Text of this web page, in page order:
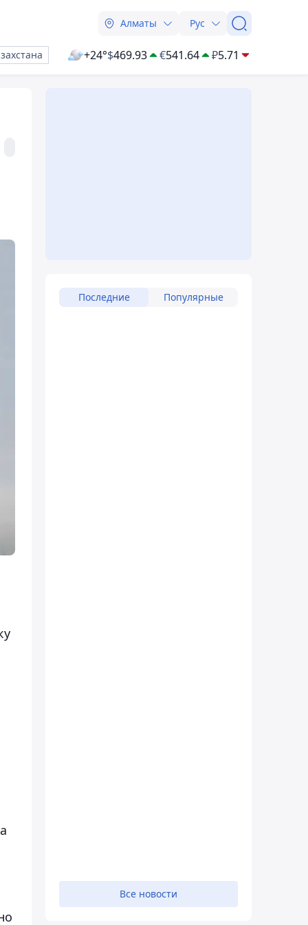
Алматы Рус
+24°$469.93 €541.64 ₽5.71
Последние Популярные
Все новости